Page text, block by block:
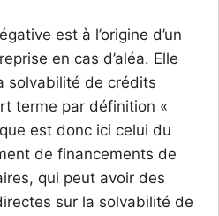
est à l’origine d’un
en cas d’aléa. Elle
solvabilité de crédits
terme par définition «
est donc ici celui du
de financements de
qui peut avoir des
sur la solvabilité de